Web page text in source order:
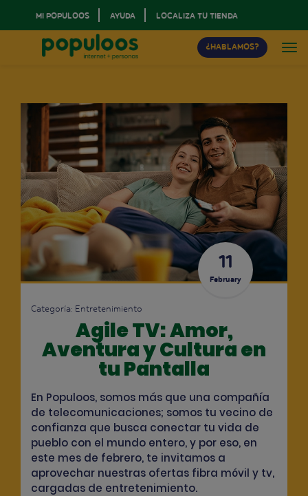
MI POPULOOS AYUDA LOCALIZA TU TIENDA
¿HABLAMOS?
11
February
Categoría: Entretenimiento
Agile TV: Amor,
Aventura y Cultura en
tu Pantalla
En Populoos, somos más que una compañía
de telecomunicaciones; somos tu vecino de
confianza que busca conectar tu vida de
pueblo con el mundo entero, y por eso, en
este mes de febrero, te invitamos a
aprovechar nuestras ofertas fibra móvil y tv,
cargadas de entretenimiento.